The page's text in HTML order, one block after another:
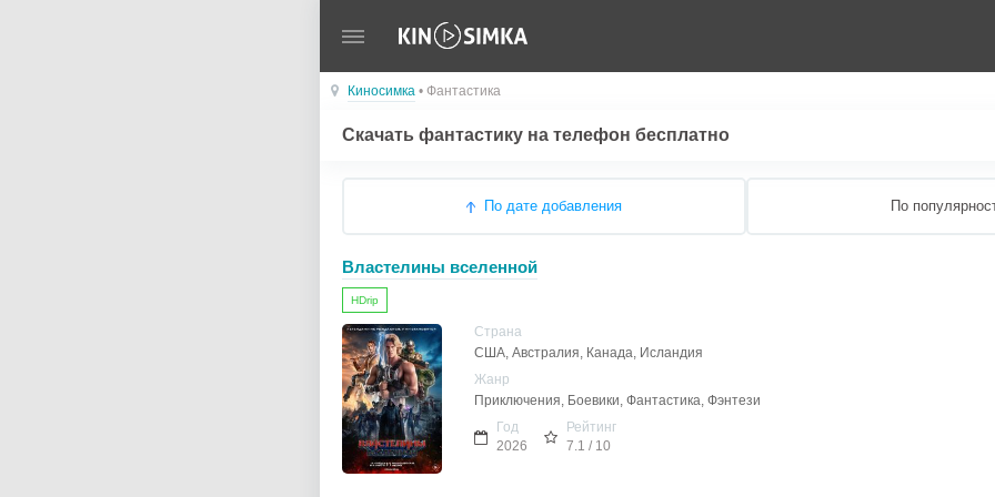
Киносимка • Фантастика
Скачать фантастику на телефон бесплатно
По дате добавления По
Властелины вселенной
HDrip
Страна
США, Австралия, Канада, Исландия
Жанр
Приключения, Боевики, Фантастика, Фэнтези
Год
2026
Рейтинг
7.1 / 10